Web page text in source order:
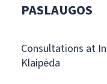
PASLAUGOS
Consultations at
Klaipėda